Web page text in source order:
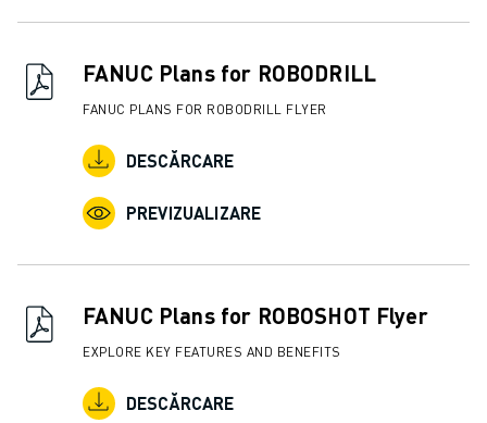
FANUC Plans for ROBODRILL
FANUC PLANS FOR ROBODRILL FLYER
DESCĂRCARE
PREVIZUALIZARE
FANUC Plans for ROBOSHOT Flyer
EXPLORE KEY FEATURES AND BENEFITS
DESCĂRCARE